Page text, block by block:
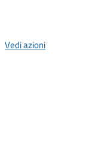
Vedi azioni